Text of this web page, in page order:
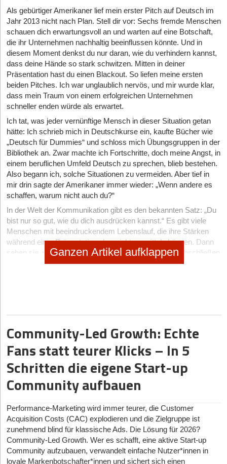
Als gebürtiger Amerikaner lief mein erster Pitch auf Deutsch im
Jahr 2013 nicht nach Plan. Stell dir vor: Sechs fremde Menschen
schauen dich erwartungsvoll an und warten auf eine Botschaft,
die ihr Unternehmen nachhaltig beeinflussen könnte. Und in
diesem Moment denkst du nur daran, wie du verhindern kannst,
dass deine Hände so stark schwitzen. Mitten in deiner
Präsentation hast du einen Blackout. So liefen meine ersten
beiden Pitches. Ich war unglaublich nervös, und mir wurde klar,
dass mein Traum von einem erfolgreichen Unternehmen
schneller enden würde als erwartet.
Ich tat, was jeder vernünftige Mensch in dieser Situation getan
hätte: Ich schrieb mich in Deutschkurse ein, kaufte Bücher wie
„Deutsch für Dummies“ und schloss mich Übungsgruppen in der
Bibliothek an. Zwar machte ich Fortschritte, doch meine Angst, in
einem beruflichen Umfeld Deutsch zu sprechen, blieb bestehen.
Also begann ich, solche Situationen zu vermeiden. Aber tief in
mir drin sagte der Amerikaner immer wieder: „Wenn andere es
schaffen, warum nicht auch du?“
In der Welt der Kommunikation gibt es den bekannten Satz: „Du
bist nur so gut, wie du dich ausdrücken kannst.“ Es gibt viele
Menschen mit beeindruckendem Lebenslauf, die ihre Stärken
während einer Präsentation aber nicht vermitteln können. Dann
sehen sie, wie weniger kompetente Personen Deals abschließen
oder Beförderungen erhalten, die eigentlich ihnen hätten zustehen
dir fremden Sprache zu hinterlassen.
Sechs Schlüssel, die du für einen erfolgreichen Pitch auf
Englisch berücksichtigen solltest
1. Verschaffe dir echte Klarheit
inne. Werde dir zunächst über deine Botschaft klar. Sobald du
genau weißt, was du sagen willst, überlege dir, warum es für dein
Publikum relevant ist: Wie wird es sich fühlen? Was wird es mit
deiner Botschaft anfangen?
Ein Kunde von mir, der bei einer der führenden Automarken in
Ganzen Artikel aufklappen
Community-Led Growth: Echte
Fans statt teurer Klicks – In 5
Schritten die eigene Start-up
Community aufbauen
Performance-Marketing wird immer teurer, die Customer
Acquisition Costs (CAC) explodieren und die Zielgruppe ist
zunehmend blind für klassische Ads. Die Lösung für 2026?
Community-Led Growth. Wer es schafft, eine aktive Start-up
Community aufzubauen, verwandelt einfache Nutzer*innen in
loyale Markenbotschafter*innen und sichert sich einen